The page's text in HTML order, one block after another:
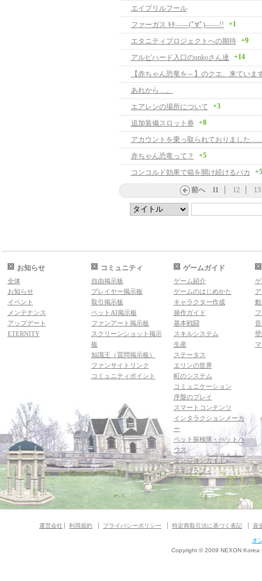
エイプリルフール
ファーガス ｷﾀ――(ﾟ∀ﾟ)――!!
+1
エタニティプロジェクトへの期待 +9
アルビハード入口のunkoさん達 +14
【赤ちゃん恐竜を～】のクエ、来ていま
あれから…。
エアレンの場所について
+3
追加装備スロット券 +8
アカウントを乗っ取られておりました
赤ちゃん恐竜って？
+5
コンコルド効果で箱を開け続けるバカ +5
前へ 11 12 13
お知らせ
全体
お知らせ
イベント
メンテナンス
アップデート
ETERNITY
コミュニティ
自由掲示板
プレイヤー掲示板
取引掲示板
ペットAI掲示板
ファンアート掲示板
スクリーンショット掲示
板
知識王（質問掲示板）
ファンサイトリンク
コミュニティポイント
ゲームガイド
ゲーム紹介
ゲームのはじめかた
キャラクター作成
操作ガイド
基本戦闘
スキルシステム
生産
ステータス
エリンの世界
町のシステム
コミュニケーション
序盤のプレイ
スマートコンテンツ
インタラクションメーカ
ー
ペット探検隊・ペットハ
ウス
ダンジョンガイド
マギグラフィ
運営会社 利用規約 プライバシーポリシー 特定商取引法に基づく表記 資
オ
Copyright © 2009 NEXON Korea